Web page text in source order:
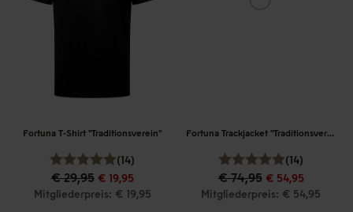
Fortuna T-Shirt "Traditionsverein"
(14)
€ 29,95 € 19,95
Mitgliederpreis: € 19,95
Fortuna Trackjacket "Traditionsverein"
(14)
€ 74,95 € 54,95
Mitgliederpreis: € 54,95